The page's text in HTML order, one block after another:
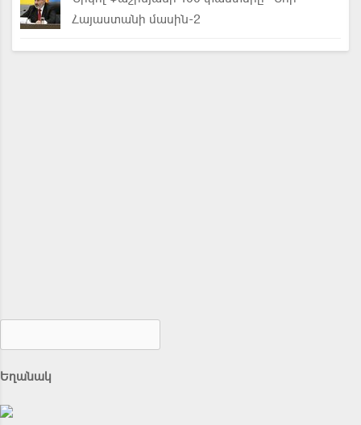
Հայաստանի մասին-2
Եղանակ